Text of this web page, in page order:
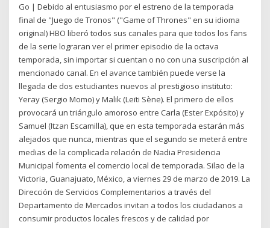
Go | Debido al entusiasmo por el estreno de la temporada
final de "Juego de Tronos" ("Game of Thrones" en su idioma
original) HBO liberó todos sus canales para que todos los fans
de la serie lograran ver el primer episodio de la octava
temporada, sin importar si cuentan o no con una suscripción al
mencionado canal. En el avance también puede verse la
llegada de dos estudiantes nuevos al prestigioso instituto:
Yeray (Sergio Momo) y Malik (Leïti Sène). El primero de ellos
provocará un triángulo amoroso entre Carla (Ester Expósito) y
Samuel (Itzan Escamilla), que en esta temporada estarán más
alejados que nunca, mientras que el segundo se meterá entre
medias de la complicada relación de Nadia Presidencia
Municipal fomenta el comercio local de temporada. Silao de la
Victoria, Guanajuato, México, a viernes 29 de marzo de 2019. La
Dirección de Servicios Complementarios a través del
Departamento de Mercados invitan a todos los ciudadanos a
consumir productos locales frescos y de calidad por